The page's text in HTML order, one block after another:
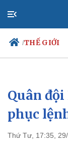
/THẾ GIỚI
Chính trị
Đảng
Tổ chức nhân sự
Nhận diện sự thật
Quân
phục
Thứ Tư, 17:35,